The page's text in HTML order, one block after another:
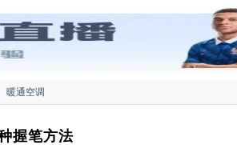
暖通空调
握笔方法